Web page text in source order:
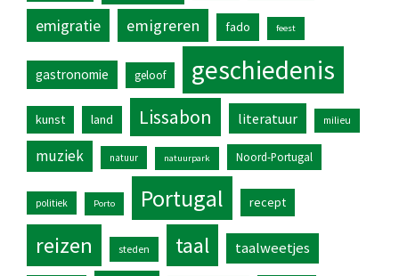
emigratie emigreren fado feest
gastronomie geloof geschiedenis
kunst land Lissabon literatuur milieu
muziek natuur natuurpark Noord-Portugal
politiek Porto Portugal recept
reizen steden taal taalweetjes